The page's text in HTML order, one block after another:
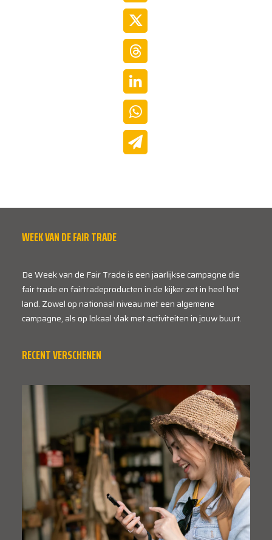
WEEK VAN DE FAIR TRADE
De Week van de Fair Trade is een jaarlijkse campagne die
fair trade en fairtradeproducten in de kijker zet in heel het
land. Zowel op nationaal niveau met een algemene
campagne, als op lokaal vlak met activiteiten in jouw buurt.
RECENT VERSCHENEN